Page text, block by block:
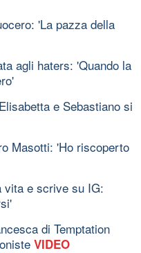
'La pazza della
agli haters: 'Quando la
e Sebastiano si
Masotti: 'Ho riscoperto
vita e scrive su IG:
di Temptation
VIDEO